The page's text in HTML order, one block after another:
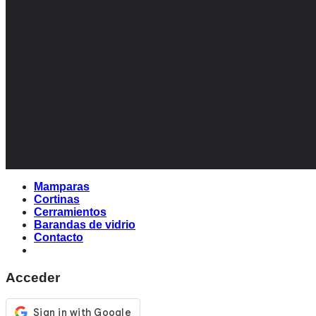
Mamparas
Cortinas
Cerramientos
Barandas de vidrio
Contacto
Acceder